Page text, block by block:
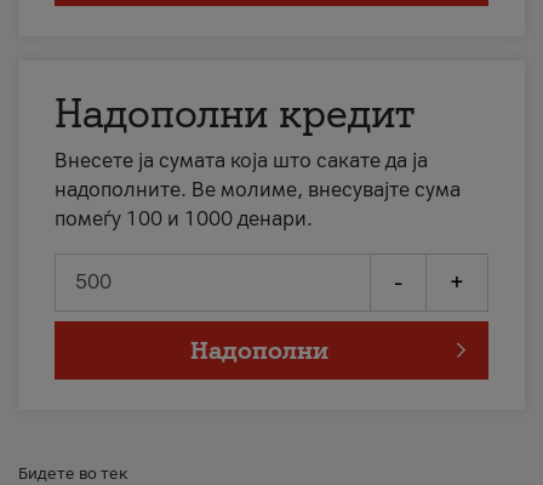
Надополни кредит
Внесете ја сумата која што сакате да ја
надополните. Ве молиме, внесувајте сума
помеѓу 100 и 1000 денари.
- +
Надополни
Бидете во тек